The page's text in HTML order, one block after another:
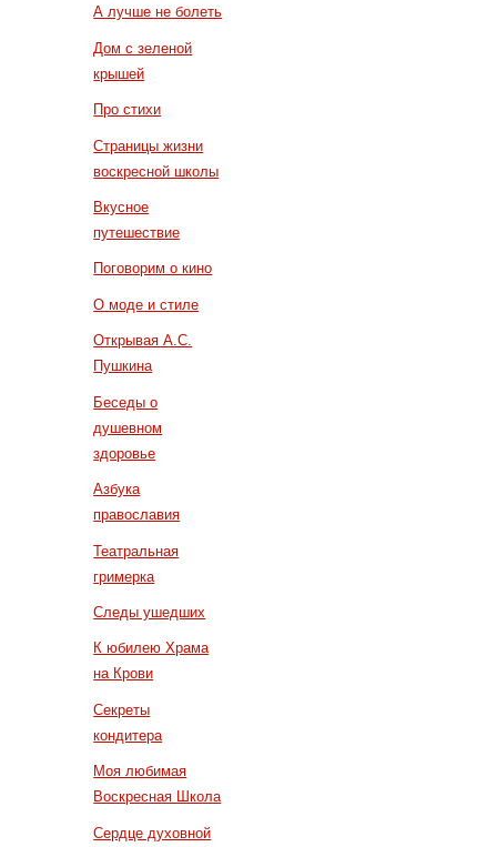
А лучше не болеть
Дом с зеленой
крышей
Про стихи
Страницы жизни
воскресной школы
Вкусное
путешествие
Поговорим о кино
О моде и стиле
Открывая А.С.
Пушкина
Беседы о
душевном
здоровье
Азбука
православия
Театральная
гримерка
Следы ушедших
К юбилею Храма
на Крови
Секреты
кондитера
Моя любимая
Воскресная Школа
Сердце духовной